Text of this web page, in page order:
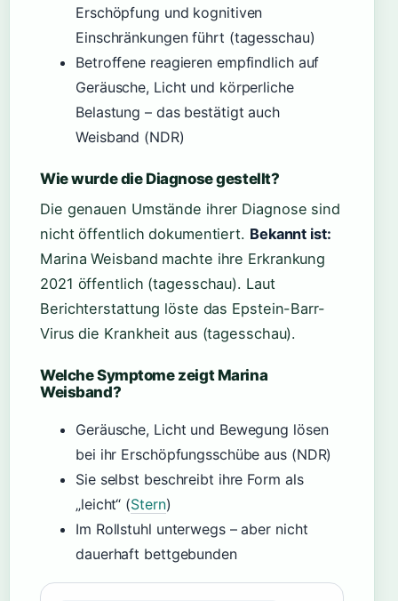
Erschöpfung und kognitiven
Einschränkungen führt (tagesschau)
Betroffene reagieren empfindlich auf
Geräusche, Licht und körperliche
Belastung – das bestätigt auch
Weisband (NDR)
Wie wurde die Diagnose gestellt?
Die genauen Umstände ihrer Diagnose sind
nicht öffentlich dokumentiert. Bekannt ist:
Marina Weisband machte ihre Erkrankung
2021 öffentlich (tagesschau). Laut
Berichterstattung löste das Epstein-Barr-
Virus die Krankheit aus (tagesschau).
Welche Symptome zeigt Marina
Weisband?
Geräusche, Licht und Bewegung lösen
bei ihr Erschöpfungsschübe aus (NDR)
Sie selbst beschreibt ihre Form als
„leicht“ (Stern)
Im Rollstuhl unterwegs – aber nicht
dauerhaft bettgebunden